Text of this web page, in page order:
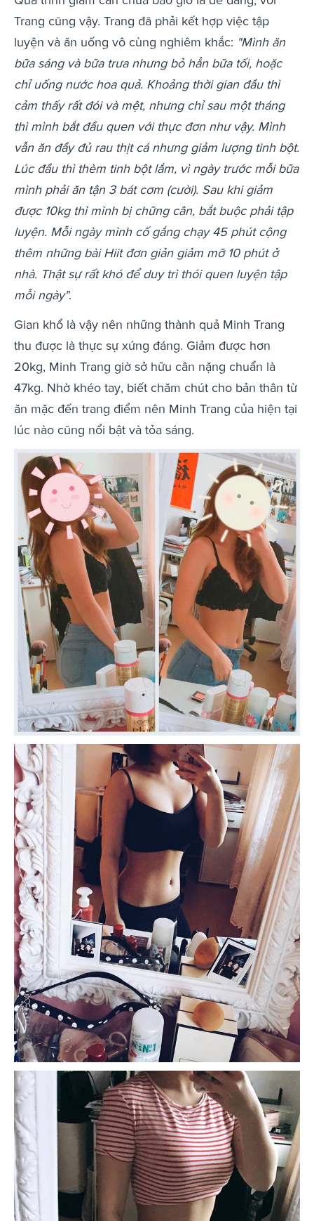
Trang cũng vậy. Trang đã phải kết hợp việc tập
luyện và ăn uống vô cùng nghiêm khắc: "Mình ăn
bữa sáng và bữa trưa nhưng bỏ hẳn bữa tối, hoặc
chỉ uống nước hoa quả. Khoảng thời gian đầu thì
cảm thấy rất đói và mệt, nhưng chỉ sau một tháng
thì mình bắt đầu quen với thực đơn như vậy. Mình
vẫn ăn đầy đủ rau thịt cá nhưng giảm lượng tinh bột.
Lúc đầu thì thèm tinh bột lắm, vì ngày trước mỗi bữa
mình phải ăn tận 3 bát cơm (cười). Sau khi giảm
được 10kg thì mình bị chững cân, bắt buộc phải tập
luyện. Mỗi ngày mình cố gắng chạy 45 phút cộng
thêm những bài Hiit đơn giản giảm mỡ 10 phút ở
nhà. Thật sự rất khó để duy trì thói quen luyện tập
mỗi ngày".
Gian khổ là vậy nên những thành quả Minh Trang
thu được là thực sự xứng đáng. Giảm được hơn
20kg, Minh Trang giờ sở hữu cân nặng chuẩn là
47kg. Nhờ khéo tay, biết chăm chút cho bản thân từ
ăn mặc đến trang điểm nên Minh Trang của hiện tại
lúc nào cũng nổi bật và tỏa sáng.